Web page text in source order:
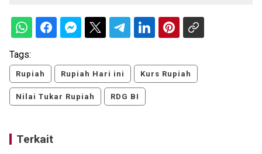
Tags:
Rupiah Rupiah Hari ini Kurs Rupiah
Nilai Tukar Rupiah RDG BI
Terkait